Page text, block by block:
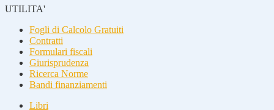
UTILITA'
Fogli di Calcolo Gratuiti
Contratti
Formulari fiscali
Giurisprudenza
Ricerca Norme
Bandi finanziamenti
Libri